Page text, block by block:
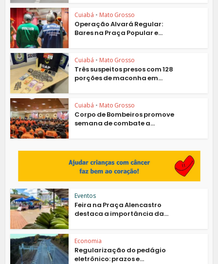
Cuiabá • Mato Grosso
Operação Alvará Regular:
Bares na Praça Popular e...
Cuiabá • Mato Grosso
Três suspeitos presos com 128
porções de maconha em...
Cuiabá • Mato Grosso
Corpo de Bombeiros promove
semana de combate a...
Eventos
Feira na Praça Alencastro
destaca a importância da...
Economia
Regularização do pedágio
eletrônico: prazos e...